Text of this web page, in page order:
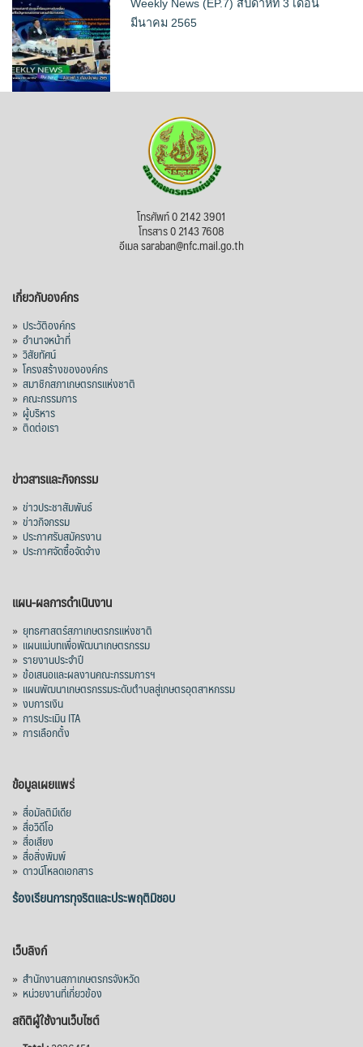
Weekly News (EP.7) สัปดาห์ที่ 3 เดือน
มีนาคม 2565
โทรศัพท์ 0 2142 3901
โทรสาร 0 2143 7608
อีเมล saraban@nfc.mail.go.th
เกี่ยวกับองค์กร
» ประวัติองค์กร
» อำนาจหน้าที่
» วิสัยทัศน์
» โครงสร้างขององค์กร
» สมาชิกสภาเกษตรกรแห่งชาติ
» คณะกรรมการ
» ผู้บริหาร
» ติดต่อเรา
ข่าวสารและกิจกรรม
» ข่าวประชาสัมพันธ์
» ข่าวกิจกรรม
» ประกาศรับสมัครงาน
» ประกาศจัดซื้อจัดจ้าง
แผน-ผลการดำเนินงาน
» ยุทธศาสตร์สภาเกษตรกรแห่งชาติ
» แผนแม่บทเพื่อพัฒนาเกษตรกรรม
» รายงานประจำปี
» ข้อเสนอและผลงานคณะกรรมการฯ
» แผนพัฒนาเกษตรกรรมระดับตำบลสู่เกษตรอุตสาหกรรม
» งบการเงิน
» การประเมิน ITA
» การเลือกตั้ง
ข้อมูลเผยแพร่
» สื่อมัลติมีเดีย
» สื่อวิดีโอ
» สื่อเสียง
» สื่อสิ่งพิมพ์
» ดาวน์โหลดเอกสาร
ร้องเรียนการทุจริตและประพฤติมิชอบ
เว็บลิงก์
» สำนักงานสภาเกษตรกรจังหวัด
» หน่วยงานที่เกี่ยวข้อง
สถิติผู้ใช้งานเว็บไซต์